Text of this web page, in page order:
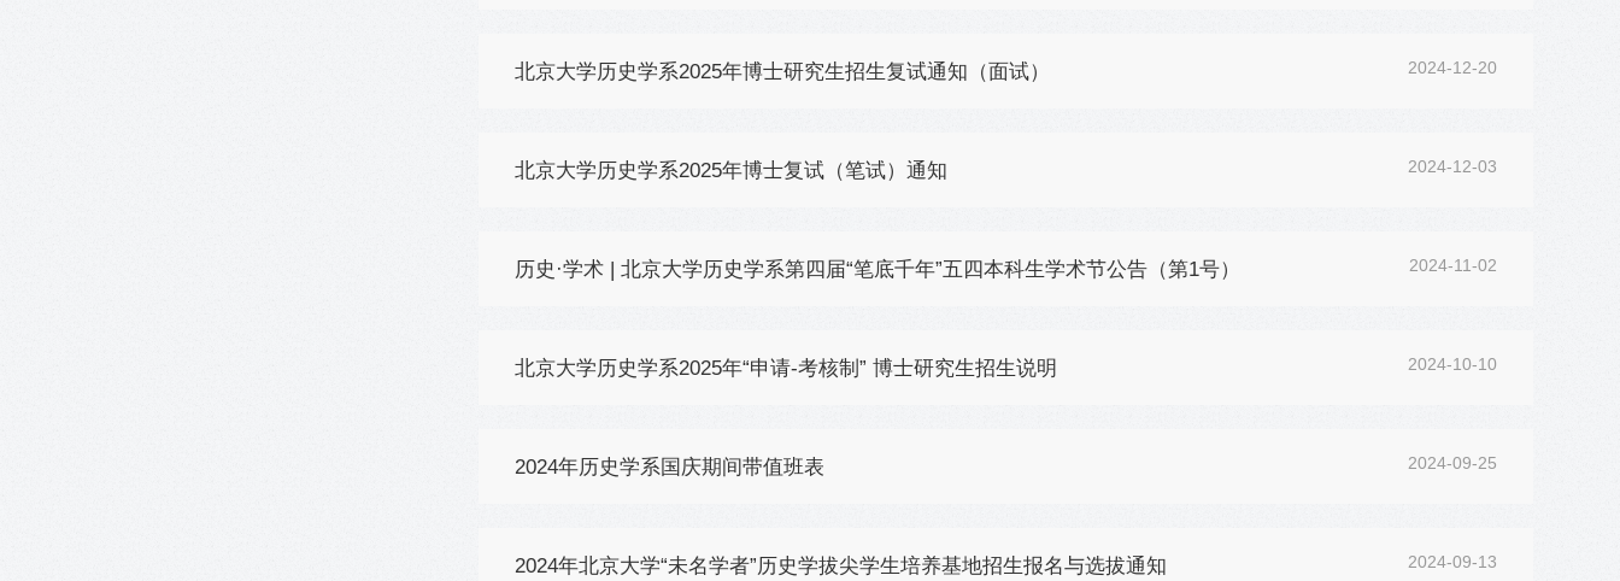
2024-12-20
北京大学历史学系2025年博士研究生招生复试通知（面试）
2024-12-03
北京大学历史学系2025年博士复试（笔试）通知
2024-11-02
历史·学术 | 北京大学历史学系第四届“笔底千年”五四本科生学术节公告（第1号）
2024-10-10
北京大学历史学系2025年“申请-考核制” 博士研究生招生说明
2024-09-25
2024年历史学系国庆期间带值班表
2024-09-13
2024年北京大学“未名学者”历史学拔尖学生培养基地招生报名与选拔通知